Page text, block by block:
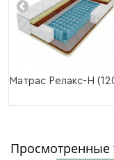
Матрас Релакс-Н
Просмотренные